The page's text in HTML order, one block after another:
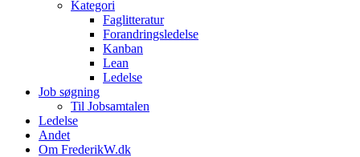
Kategori
Faglitteratur
Forandringsledelse
Kanban
Lean
Ledelse
Job søgning
Til Jobsamtalen
Ledelse
Andet
Om FrederikW.dk